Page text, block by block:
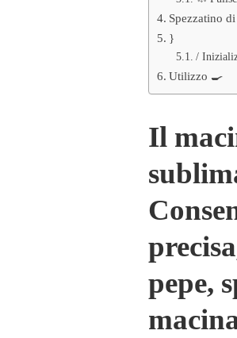
Spezzatino
}
/
Utilizzo 🍳
Il
pepe,